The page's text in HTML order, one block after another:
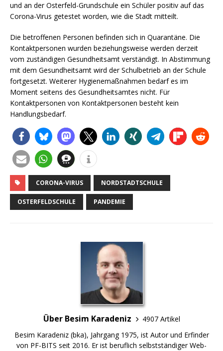
und an der Osterfeld-Grundschule ein Schüler positiv auf das
Corona-Virus getestet worden, wie die Stadt mitteilt.
Die betroffenen Personen befinden sich in Quarantäne. Die
Kontaktpersonen wurden beziehungsweise werden derzeit
vom zuständigen Gesundheitsamt verständigt. In Abstimmung
mit dem Gesundheitsamt wird der Schulbetrieb an der Schule
fortgesetzt. Weiterer Hygienemaßnahmen bedarf es im
Moment seitens des Gesundheitsamtes nicht. Für
Kontaktpersonen von Kontaktpersonen besteht kein
Handlungsbedarf.
CORONA-VIRUS NORDSTADTSCHULE
OSTERFELDSCHULE PANDEMIE
Über Besim Karadeniz
4907 Artikel
Besim Karadeniz (bka), Jahrgang 1975, ist Autor und Erfinder
von PF-BITS seit 2016. Er ist beruflich selbstständiger Web-